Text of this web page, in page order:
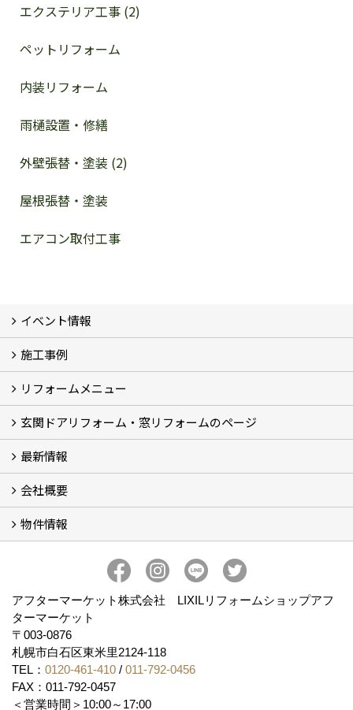
エクステリア工事 (2)
ペットリフォーム
内装リフォーム
雨樋設置・修繕
外壁張替・塗装 (2)
屋根張替・塗装
エアコン取付工事
イベント情報
イベント予告
イベント報告
施工事例
フォトギャラリー
BeforeAfter (29)
お客様の声
リフォームメニュー
リフォームの流れ
窓リフォーム (3)
玄関ドアリフォーム (2)
キッチンリフォーム (4)
浴室リフォーム (3)
トイレリフォーム (5)
洗面リフォーム (2)
マンションリフォーム (3)
収納リフォーム
カーポート工事
風除室工事
ウッドデッキ・タイルデッキ工事
エクステリア工事 (2)
内装リフォーム
雨樋設置・修繕
外壁張替・塗装 (2)
エアコン取付工事
玄関ドアリフォーム・窓リフォームのページ
玄関ドアリフォーム
内窓交換・外窓交換・ガラス交換 (18)
最新情報
補助金情報
各種キャンペーン (2)
会社概要
会社概要
コンセプト
アクセス
スタッフ紹介
スタッフブログ
プライバシーポリシー
アフターメンテナンス
お客様サポート
事業紹介
物件情報
アフターマーケット株式会社 LIXILリフォームショップアフ
ターマーケット
〒003-0876
札幌市白石区東米里2124-118
TEL： 0120-461-410 / 011-792-0456
FAX：011-792-0457
＜営業時間＞10:00～17:00